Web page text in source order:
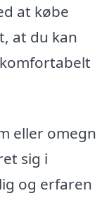
at købe
at du kan
eller omegn
sig i
og erfaren